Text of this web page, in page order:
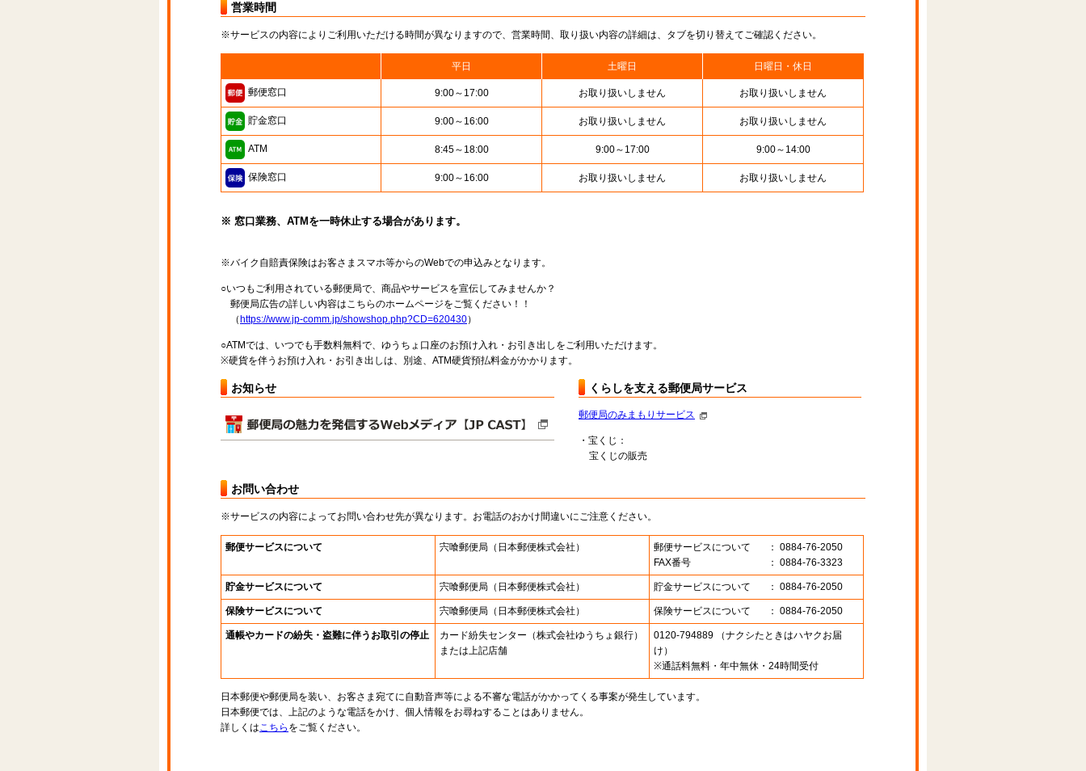
営業時間
※サービスの内容によりご利用いただける時間が異なりますので、営業時間、取り扱い内容の詳細は、タブを切り替えてご確認ください。
平日 土曜日 日曜日・休日
郵便窓口 9:00～17:00 お取り扱いしません お取り扱いしません
貯金窓口 9:00～16:00 お取り扱いしません お取り扱いしません
ATM 8:45～18:00 9:00～17:00 9:00～14:00
保険窓口 9:00～16:00 お取り扱いしません お取り扱いしません
※ 窓口業務、ATMを一時休止する場合があります。
※バイク自賠責保険はお客さまスマホ等からのWebでの申込みとなります。
○いつもご利用されている郵便局で、商品やサービスを宣伝してみませんか？
郵便局広告の詳しい内容はこちらのホームページをご覧ください！！
（ https://www.jp-comm.jp/showshop.php?CD=620430）
○ATMでは、いつでも手数料無料で、ゆうちょ口座のお預け入れ・お引き出しをご利用いただけます。
※硬貨を伴うお預け入れ・お引き出しは、別途、ATM硬貨預払料金がかかります。
お知らせ くらしを支える郵便局サービス
郵便局のみまもりサービス
・宝くじ：
宝くじの販売
お問い合わせ
※サービスの内容によってお問い合わせ先が異なります。お電話のおかけ間違いにご注意ください。
郵便サービスについて 宍喰郵便局 （日本郵便株式会社） 郵便サービスについて
： 0884-76-2050
FAX番号
： 0884-76-3323
貯金サービスについて 宍喰郵便局 （日本郵便株式会社） 貯金サービスについて ： 0884-76-2050
保険サービスについて 宍喰郵便局 （日本郵便株式会社） 保険サービスについて ： 0884-76-2050
通帳やカードの紛失・盗難に伴うお取引の停止 カード紛失センター （株式会社ゆうちょ銀行）
または上記店舗
0120-794889 （ナクシたときはハヤクお届
け）
※通話料無料・年中無休・24時間受付
日本郵便や郵便局を装い、お客さま宛てに自動音声等による不審な電話がかかってくる事案が発生しています。
日本郵便では、上記のような電話をかけ、個人情報をお尋ねすることはありません。
詳しくはこちら をご覧ください。